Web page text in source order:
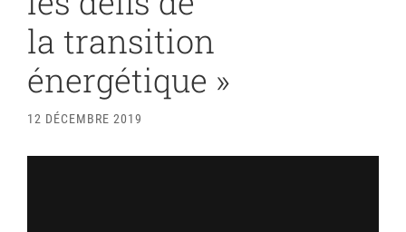
la transition
énergétique »
12 DÉCEMBRE 2019